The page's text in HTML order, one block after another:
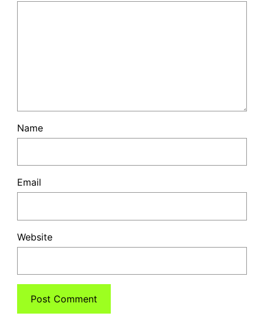
Name
Email
Website